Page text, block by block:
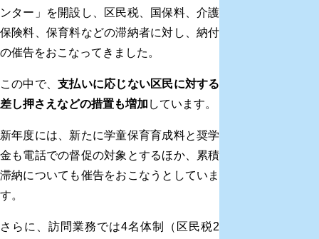
ンター」を開設し、区民税、国保料、介護
保険料、保育料などの滞納者に対し、納付
の催告をおこなってきました。
この中で、支払いに応じない区民に対する
差し押さえなどの措置も増加 しています。
新年度には、新たに学童保育育成料と奨学
金も電話での督促の対象とするほか、累積
滞納についても催告をおこなうとしていま
す。
さらに、訪問業務では4名体制（区民税2